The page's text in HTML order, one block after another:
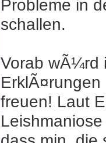
Probleme in
schallen.
Vorab wÃ¼rd
freuen! Laut